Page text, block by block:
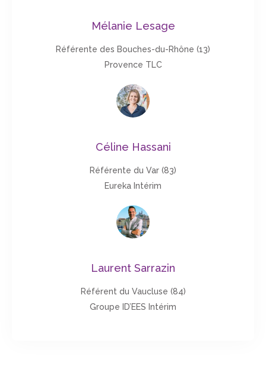
Mélanie Lesage
Référente des Bouches-du-Rhône (13)
Provence TLC
Céline Hassani
Référente du Var (83)
Eureka Intérim
Laurent Sarrazin
Référent du Vaucluse (84)
Groupe ID’EES Intérim